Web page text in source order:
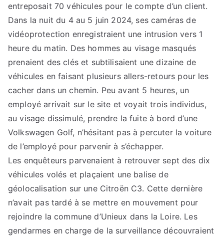
entreposait 70 véhicules pour le compte d’un client.
Dans la nuit du 4 au 5 juin 2024, ses caméras de
vidéoprotection enregistraient une intrusion vers 1
heure du matin. Des hommes au visage masqués
prenaient des clés et subtilisaient une dizaine de
véhicules en faisant plusieurs allers-retours pour les
cacher dans un chemin. Peu avant 5 heures, un
employé arrivait sur le site et voyait trois individus,
au visage dissimulé, prendre la fuite à bord d’une
Volkswagen Golf, n’hésitant pas à percuter la voiture
de l’employé pour parvenir à s’échapper.
Les enquêteurs parvenaient à retrouver sept des dix
véhicules volés et plaçaient une balise de
géolocalisation sur une Citroën C3. Cette dernière
n’avait pas tardé à se mettre en mouvement pour
rejoindre la commune d’Unieux dans la Loire. Les
gendarmes en charge de la surveillance découvraient